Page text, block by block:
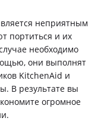
неприятным
портиться и их
необходимо
они выполнят
KitchenAid и
В результате вы
огромное